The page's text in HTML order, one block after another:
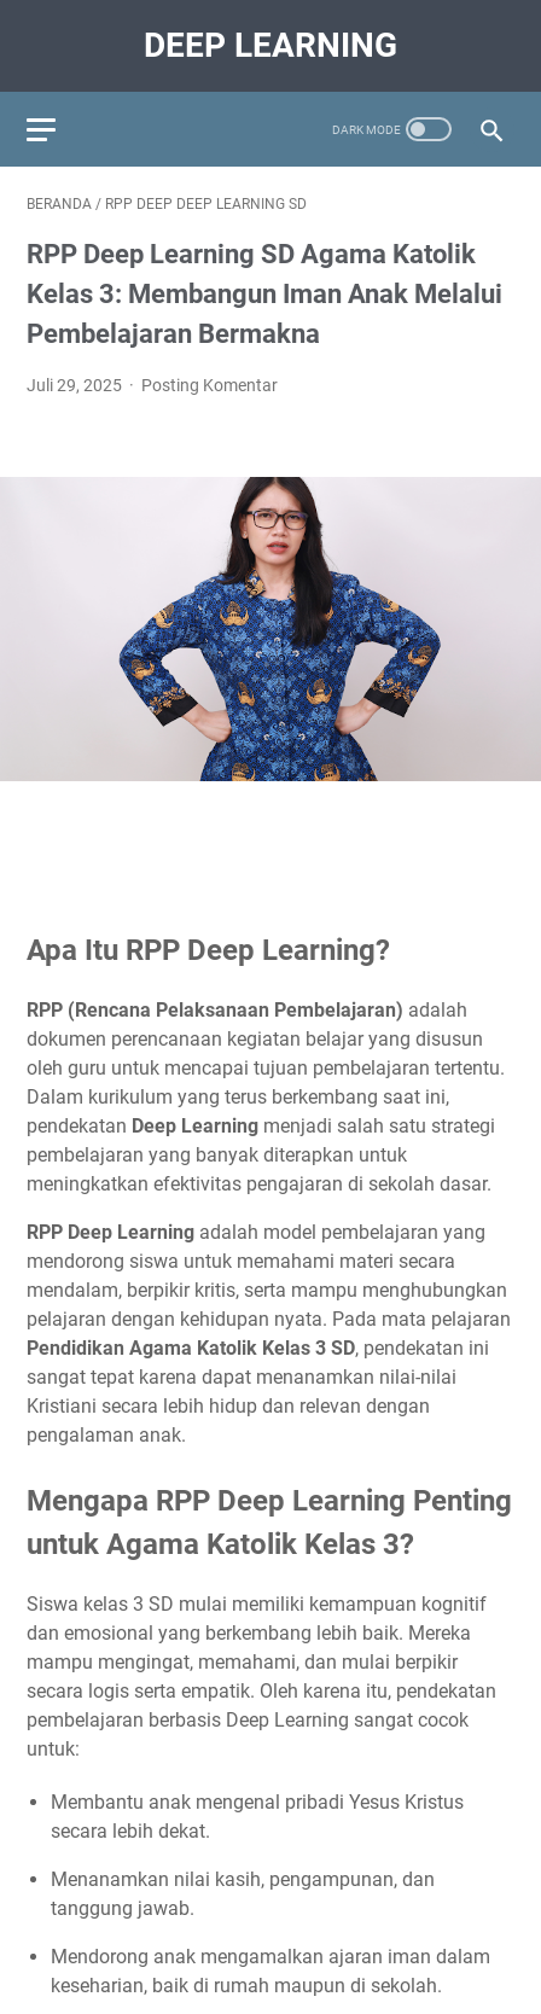
DEEP LEARNING
BERANDA / RPP DEEP DEEP LEARNING SD
RPP Deep Learning SD Agama Katolik
Kelas 3: Membangun Iman Anak Melalui
Pembelajaran Bermakna
Juli 29, 2025 Posting Komentar
Apa Itu RPP Deep Learning?
RPP (Rencana Pelaksanaan Pembelajaran) adalah
dokumen perencanaan kegiatan belajar yang disusun
oleh guru untuk mencapai tujuan pembelajaran tertentu.
Dalam kurikulum yang terus berkembang saat ini,
pendekatan Deep Learning menjadi salah satu strategi
pembelajaran yang banyak diterapkan untuk
meningkatkan efektivitas pengajaran di sekolah dasar.
RPP Deep Learning adalah model pembelajaran yang
mendorong siswa untuk memahami materi secara
mendalam, berpikir kritis, serta mampu menghubungkan
pelajaran dengan kehidupan nyata. Pada mata pelajaran
Pendidikan Agama Katolik Kelas 3 SD, pendekatan ini
sangat tepat karena dapat menanamkan nilai-nilai
Kristiani secara lebih hidup dan relevan dengan
pengalaman anak.
Mengapa RPP Deep Learning Penting
untuk Agama Katolik Kelas 3?
Siswa kelas 3 SD mulai memiliki kemampuan kognitif
dan emosional yang berkembang lebih baik. Mereka
mampu mengingat, memahami, dan mulai berpikir
secara logis serta empatik. Oleh karena itu, pendekatan
pembelajaran berbasis Deep Learning sangat cocok
untuk:
Membantu anak mengenal pribadi Yesus Kristus
secara lebih dekat.
Menanamkan nilai kasih, pengampunan, dan
tanggung jawab.
Mendorong anak mengamalkan ajaran iman dalam
keseharian, baik di rumah maupun di sekolah.